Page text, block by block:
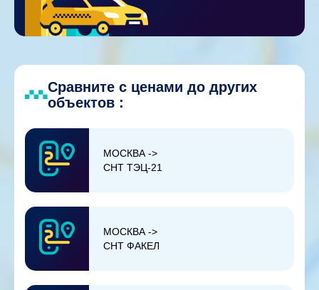
Сравните с ценами до других
объектов :
МОСКВА ->
СНТ ТЭЦ-21
МОСКВА ->
СНТ ФАКЕЛ